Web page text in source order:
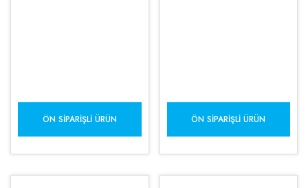
ÖN SIPARIŞLI ÜRÜN ÖN SIPARIŞLI ÜRÜN